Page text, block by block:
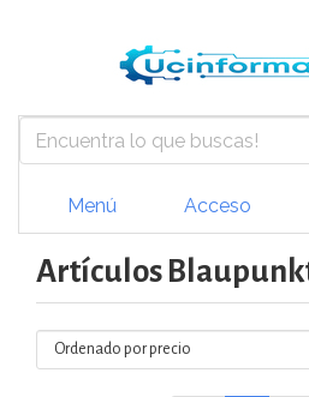
Menú Acceso
Artículos